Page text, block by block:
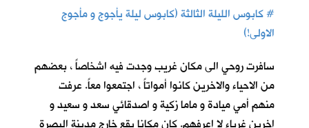
#كابوس الليلة الثالثة (كابوس ليلة يأجوج و مأجوج
الاولى!)
سافرت روحي الى مكان غريب وجدت فيه اشخاصاً ، بعضهم
من الاحياء والاخرين كانوا أمواتاً ، اجتمعوا معاً. عرفت
منهم أمي ميادة و ماما زكية و اصدقائي سعد و سعيد و